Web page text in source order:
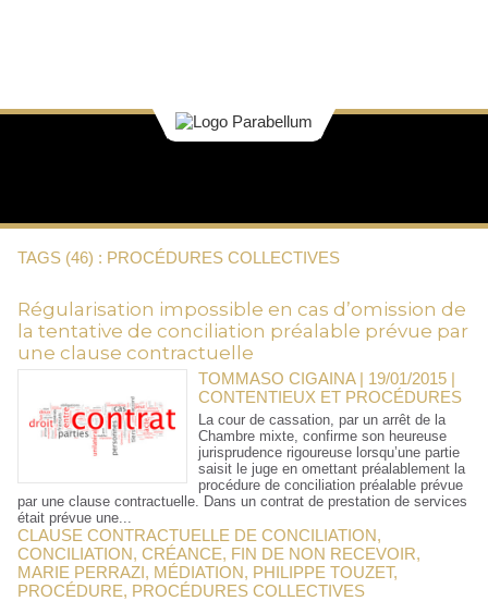
TAGS (46) : PROCÉDURES COLLECTIVES
Régularisation impossible en cas d’omission de
la tentative de conciliation préalable prévue par
une clause contractuelle
TOMMASO CIGAINA | 19/01/2015 |
CONTENTIEUX ET PROCÉDURES
La cour de cassation, par un arrêt de la
Chambre mixte, confirme son heureuse
jurisprudence rigoureuse lorsqu’une partie
saisit le juge en omettant préalablement la
procédure de conciliation préalable prévue
par une clause contractuelle. Dans un contrat de prestation de services
était prévue une...
CLAUSE CONTRACTUELLE DE CONCILIATION,
CONCILIATION, CRÉANCE, FIN DE NON RECEVOIR,
MARIE PERRAZI, MÉDIATION, PHILIPPE TOUZET,
PROCÉDURE, PROCÉDURES COLLECTIVES